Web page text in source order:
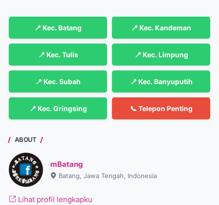
📍 Kec. Batang 📍 Kec. Kandeman
📍 Kec. Tulis 📍 Kec. Limpung
📍 Kec. Subah 📍 Kec. Banyuputih
📍 Kec. Gringsing 📞 Telepon Penting
ABOUT
mBatang
Batang, Jawa Tengah, Indonesia
Lihat profil lengkapku